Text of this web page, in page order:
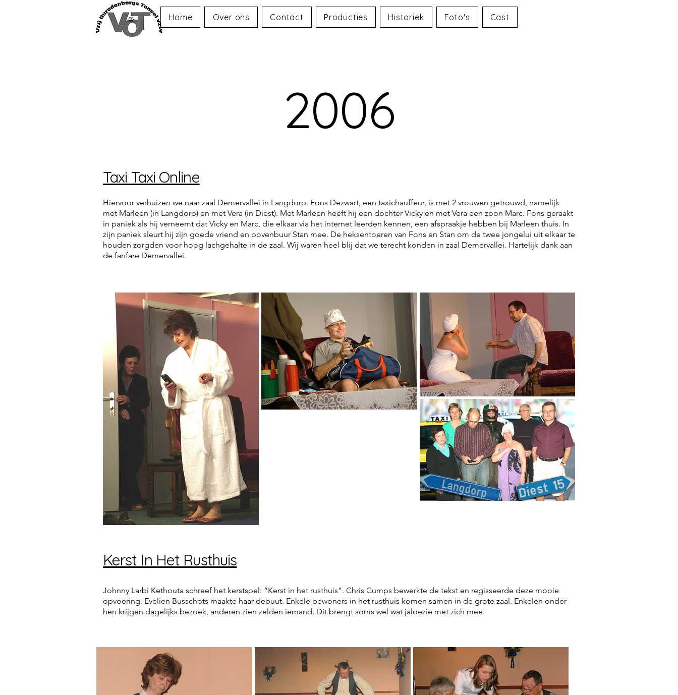
Home Over ons Contact Producties Historiek Foto's Cast
2006
Taxi Taxi Online
Hiervoor verhuizen we naar zaal Demervallei in Langdorp. Fons Dezwart, een taxichauffeur, is met 2 vrouwen getrouwd, namelijk
met Marleen (in Langdorp) en met Vera (in Diest). Met Marleen heeft hij een dochter Vicky en met Vera een zoon Marc. Fons geraakt
in paniek als hij verneemt dat Vicky en Marc, die elkaar via het internet leerden kennen, een afspraakje hebben bij Marleen thuis. In
zijn paniek sleurt hij zijn goede vriend en bovenbuur Stan mee. De heksentoeren van Fons en Stan om de twee jongelui uit elkaar te
houden zorgden voor hoog lachgehalte in de zaal. Wij waren heel blij dat we terecht konden in zaal Demervallei. Hartelijk dank aan
de fanfare Demervallei.
Kerst In Het Rusthuis
Johnny Larbi Kethouta schreef het kerstspel: “Kerst in het rusthuis”. Chris Cumps bewerkte de tekst en regisseerde deze mooie
opvoering. Evelien Busschots maakte haar debuut. Enkele bewoners in het rusthuis komen samen in de grote zaal. Enkelen onder
hen krijgen dagelijks bezoek, anderen zien zelden iemand. Dit brengt soms wel wat jaloezie met zich mee.